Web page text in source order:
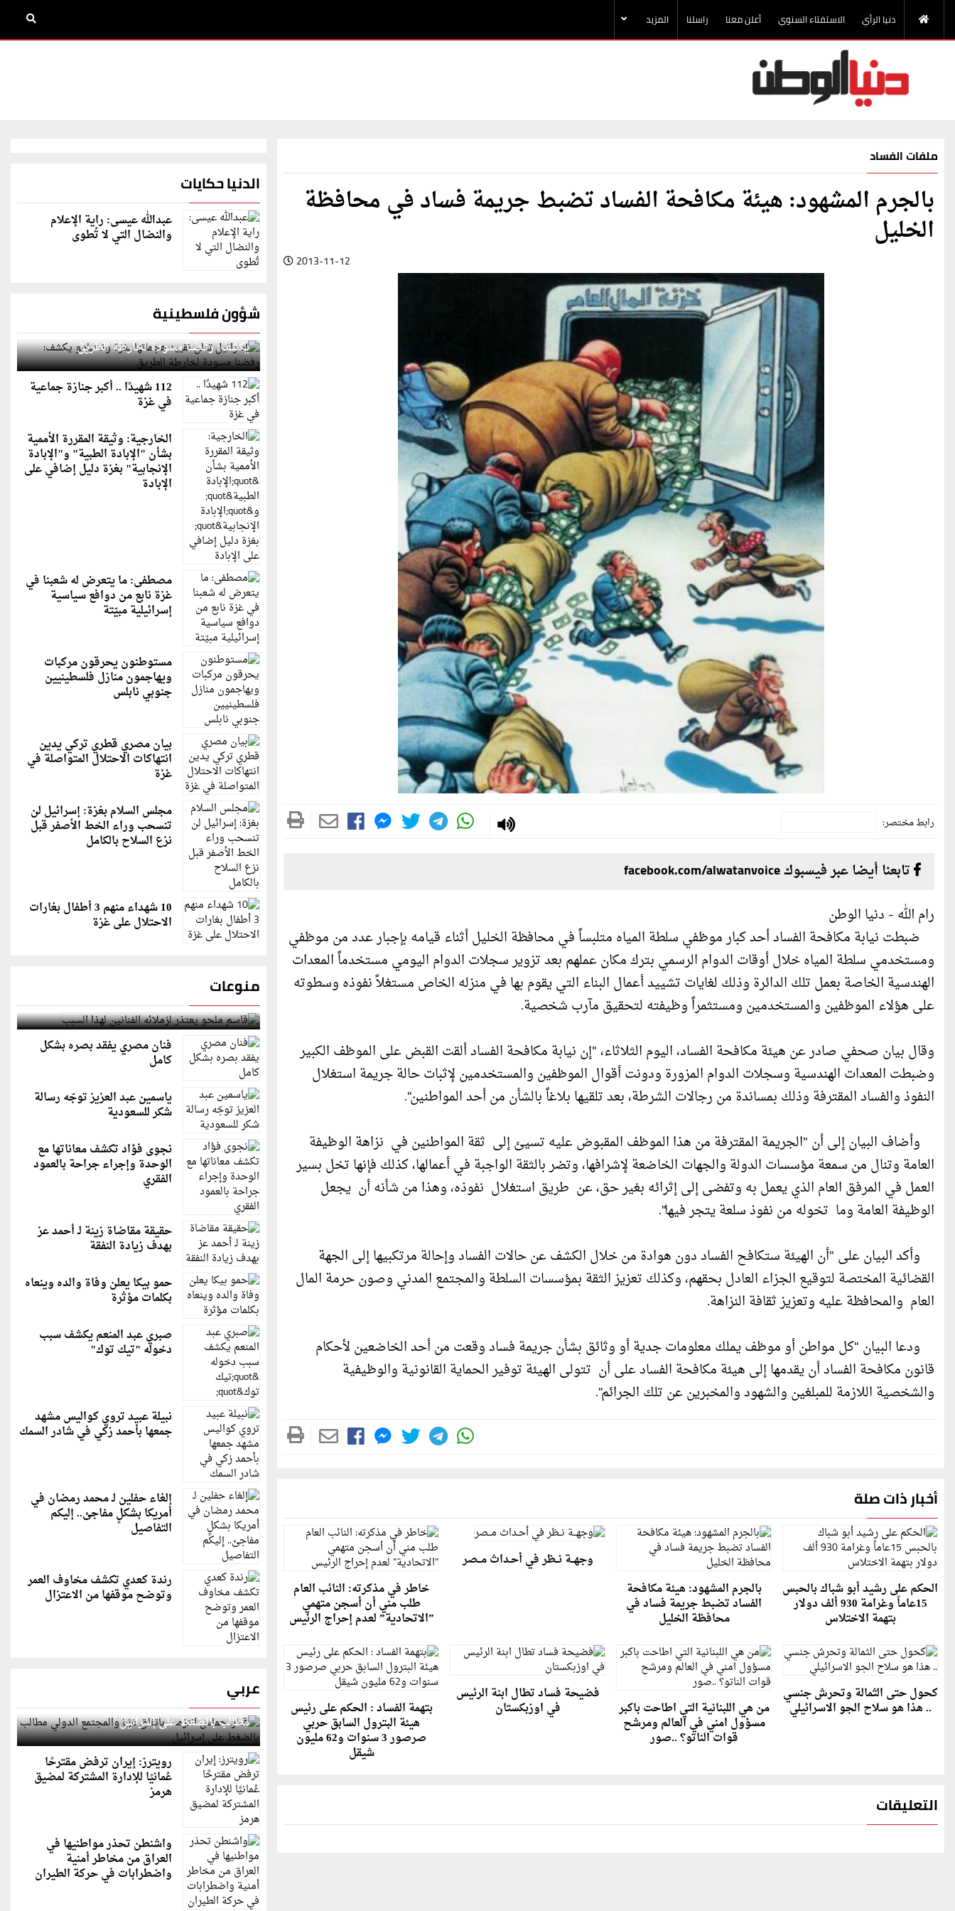
دنيا الرأي الاستفتاء السنوي أعلن معنا راسلنا المزيد
ملفات الفساد
بالجرم المشهود: هيئة مكافحة الفساد تضبط جريمة فساد في محافظة
الخليل
2013-11-12
رابط مختصر:
تابعنا أيضا عبر فيسبوك facebook.com/alwatanvoice
رام الله - دنيا الوطن
ضبطت نيابة مكافحة الفساد أحد كبار موظفي سلطة المياه متلبساً في محافظة الخليل أثناء قيامه بإجبار عدد من موظفي
ومستخدمي سلطة المياه خلال أوقات الدوام الرسمي بترك مكان عملهم بعد تزوير سجلات الدوام اليومي مستخدماً المعدات
الهندسية الخاصة بعمل تلك الدائرة وذلك لغايات تشييد أعمال البناء التي يقوم بها في منزله الخاص مستغلاً نفوذه وسطوته
على هؤلاء الموظفين والمستخدمين ومستثمراً وظيفته لتحقيق مآرب شخصية.
وقال بيان صحفي صادر عن هيئة مكافحة الفساد، اليوم الثلاثاء، "إن نيابة مكافحة الفساد ألقت القبض على الموظف الكبير
وضبطت المعدات الهندسية وسجلات الدوام المزورة ودونت أقوال الموظفين والمستخدمين لإثبات حالة جريمة استغلال
النفوذ والفساد المقترفة وذلك بمساندة من رجالات الشرطة، بعد تلقيها بلاغاً بالشأن من أحد المواطنين".
وأضاف البيان إلى أن "الجريمة المقترفة من هذا الموظف المقبوض عليه تسيئ إلى ثقة المواطنين في نزاهة الوظيفة
العامة وتنال من سمعة مؤسسات الدولة والجهات الخاضعة لإشرافها، وتضر بالثقة الواجبة في أعمالها، كذلك فإنها تخل بسير
العمل في المرفق العام الذي يعمل به وتفضى إلى إثرائه بغير حق، عن طريق استغلال نفوذه، وهذا من شأنه أن يجعل
الوظيفة العامة وما تخوله من نفوذ سلعة يتجر فيها".
وأكد البيان على "أن الهيئة ستكافح الفساد دون هوادة من خلال الكشف عن حالات الفساد وإحالة مرتكبيها إلى الجهة
القضائية المختصة لتوقيع الجزاء العادل بحقهم، وكذلك تعزيز الثقة بمؤسسات السلطة والمجتمع المدني وصون حرمة المال
العام والمحافظة عليه وتعزيز ثقافة النزاهة.
ودعا البيان "كل مواطن أو موظف يملك معلومات جدية أو وثائق بشأن جريمة فساد وقعت من أحد الخاضعين لأحكام
قانون مكافحة الفساد أن يقدمها إلى هيئة مكافحة الفساد على أن تتولى الهيئة توفير الحماية القانونية والوظيفية
والشخصية اللازمة للمبلغين والشهود والمخبرين عن تلك الجرائم".
أخبار ذات صلة
الحكم على رشيد أبو شباك بالحبس
15عاماً وغرامة 930 ألف دولار
بتهمة الاختلاس
بالجرم المشهود: هيئة مكافحة
الفساد تضبط جريمة فساد في
محافظة الخليل
وجهــة نــظر في أحـداث مــصر
خاطر في مذكرته: النائب العام
طلب مني أن أسجن متهمي
”الاتحادية” لعدم إحراج الرئيس
كحول حتى الثمالة وتحرش جنسي
.. هذا هو سلاح الجو الاسرائيلي من هي اللبنانية التي اطاحت باكبر
مسؤول امني في العالم ومرشح
قوات الناتو؟ ..صور
فضيحة فساد تطال ابنة الرئيس
في اوزبكستان بتهمة الفساد : الحكم على رئيس
هيئة البترول السابق حربي
صرصور 3 سنوات و62 مليون
شيقل
التعليقات
الدنيا حكايات
عبدالله عيسى: راية الإعلام
والنضال التي لا تُطوى
شؤون فلسطينية
إسرائيل تعلن تقييد هجماتها بغزة ونتنياهو
يكشف: رفضنا مسودة لخارطة الطريق
112 شهيدًا .. أكبر جنازة جماعية
في غزة
الخارجية: وثيقة المقررة الأممية
بشأن "الإبادة الطبية" و"الإبادة
الإنجابية" بغزة دليل إضافي على
الإبادة
مصطفى: ما يتعرض له شعبنا في
غزة نابع من دوافع سياسية
إسرائيلية مبيّتة
مستوطنون يحرقون مركبات
ويهاجمون منازل فلسطينيين
جنوبي نابلس
بيان مصري قطري تركي يدين
انتهاكات الاحتلال المتواصلة في
غزة
مجلس السلام بغزة: إسرائيل لن
تنسحب وراء الخط الأصفر قبل
نزع السلاح بالكامل
10 شهداء منهم 3 أطفال بغارات
الاحتلال على غزة
منوعات
قاسم ملحو يعتذر لزملائه الفنانين لهذا السبب
فنان مصري يفقد بصره بشكل
كامل
ياسمين عبد العزيز توجّه رسالة
شكر للسعودية
نجوى فؤاد تكشف معاناتها مع
الوحدة وإجراء جراحة بالعمود
الفقري
حقيقة مقاضاة زينة لـ أحمد عز
بهدف زيادة النفقة
حمو بيكا يعلن وفاة والده وينعاه
بكلمات مؤثرة
صبري عبد المنعم يكشف سبب
دخوله "تيك توك"
نبيلة عبيد تروي كواليس مشهد
جمعها بأحمد زكي في شادر السمك
إلغاء حفلين لـ محمد رمضان في
أمريكا بشكلٍ مفاجئ.. إليكم
التفاصيل
رندة كعدي تكشف مخاوف العمر
وتوضح موقفها من الاعتزال
عربي
قطر: حماس التزمت باتفاق غزة والمجتمع الدولي
مطالب بالضغط على إسرائيل
رويترز: إيران ترفض مقترحًا
عُمانيًا للإدارة المشتركة لمضيق
هرمز
واشنطن تحذر مواطنيها في
العراق من مخاطر أمنية
واضطرابات في حركة الطيران